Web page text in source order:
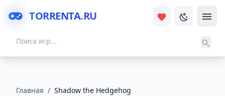
TORRENTA.RU
Главная / Shadow the Hedgehog